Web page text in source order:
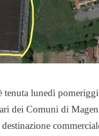
tenuta lunedì
dei Comuni di